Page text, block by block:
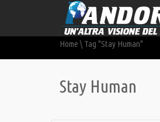
Home \ Tag "Stay Human"
Stay Human